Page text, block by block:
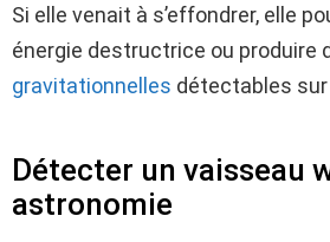
Si elle venait à s’effondrer, elle
énergie destructrice ou produire
gravitationnelles détectables sur
Détecter un vaisseau
astronomie